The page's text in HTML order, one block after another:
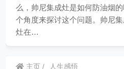
么，帅尼集成灶是如何防油烟
个角度来探讨这个问题。帅尼
灶在…
主页 人生感悟